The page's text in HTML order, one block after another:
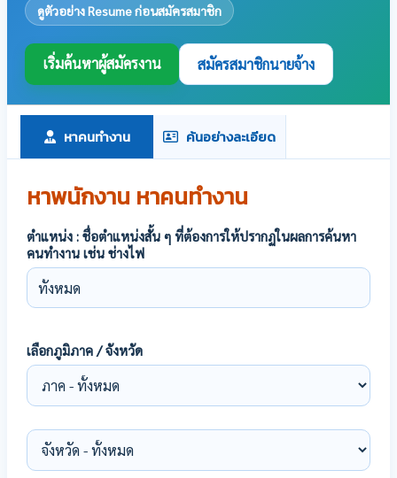
ดูตัวอย่าง Resume ก่อนสมัครสมาชิก
เริ่มค้นหาผู้สมัครงาน สมัครสมาชิกนายจ้าง
หาคนทำงาน ค้นอย่างละเอียด
หาพนักงาน หาคนทำงาน
ตำแหน่ง : ชื่อตำแหน่งสั้น ๆ ที่ต้องการให้ปรากฏในผลการค้นหา
คนทำงาน เช่น ช่างไฟ
เลือกภูมิภาค / จังหวัด